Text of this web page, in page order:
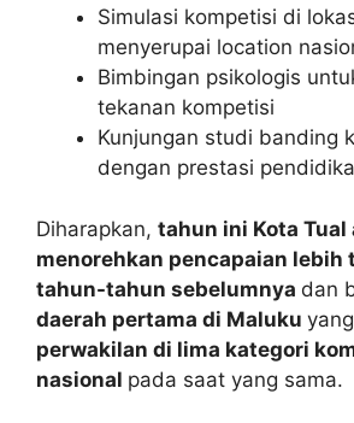
Simulasi kompetisi di
menyerupai location
Bimbingan psikologis
tekanan kompetisi
Kunjungan studi banding
dengan prestasi
Diharapkan, tahun ini Kota Tual
menorehkan pencapaian lebih
tahun-tahun sebelumnya dan
daerah pertama di Maluku
perwakilan di lima kategori
nasional pada saat yang sama.